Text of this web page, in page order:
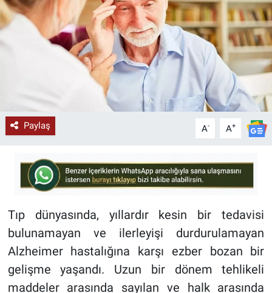
Paylaş A- A+
Tıp dünyasında, yıllardır kesin bir tedavisi
bulunamayan ve ilerleyişi durdurulamayan
Alzheimer hastalığına karşı ezber bozan bir
gelişme yaşandı. Uzun bir dönem tehlikeli
maddeler arasında sayılan ve halk arasında
YAŞAM
RESMİ İLAN